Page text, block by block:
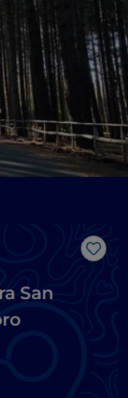
Me
San